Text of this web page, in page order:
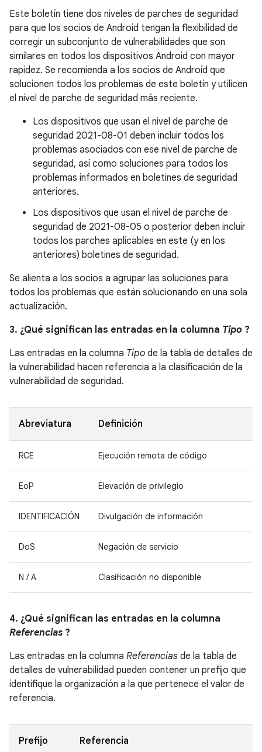
Este boletín tiene dos niveles de parches de seguridad
para que los socios de Android tengan la flexibilidad de
corregir un subconjunto de vulnerabilidades que son
similares en todos los dispositivos Android con mayor
rapidez. Se recomienda a los socios de Android que
solucionen todos los problemas de este boletín y utilicen
el nivel de parche de seguridad más reciente.
Los dispositivos que usan el nivel de parche de
seguridad 2021-08-01 deben incluir todos los
problemas asociados con ese nivel de parche de
seguridad, así como soluciones para todos los
problemas informados en boletines de seguridad
anteriores.
Los dispositivos que usan el nivel de parche de
seguridad de 2021-08-05 o posterior deben incluir
todos los parches aplicables en este (y en los
anteriores) boletines de seguridad.
Se alienta a los socios a agrupar las soluciones para
todos los problemas que están solucionando en una sola
actualización.
3. ¿Qué significan las entradas en la columna Tipo ?
Las entradas en la columna Tipo de la tabla de detalles de
la vulnerabilidad hacen referencia a la clasificación de la
vulnerabilidad de seguridad.
Abreviatura Definición
RCE Ejecución remota de código
EoP Elevación de privilegio
IDENTIFICACIÓN Divulgación de información
DoS Negación de servicio
N / A Clasificación no disponible
4. ¿Qué significan las entradas en la columna
Referencias ?
Las entradas en la columna Referencias de la tabla de
detalles de vulnerabilidad pueden contener un prefijo que
identifique la organización a la que pertenece el valor de
referencia.
Prefijo Referencia